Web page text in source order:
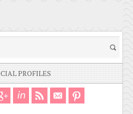
PROFILES